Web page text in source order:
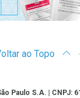
ao Topo
Paulo S.A. | CNPJ: